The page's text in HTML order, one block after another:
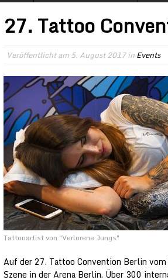
27. Tattoo
Veröffentlicht am5. August 2017inEvents
Tattooartist von "Verlorene Jungs"
Auf der 27. Tattoo Convention Berlin
Szene in der Arena Berlin. Über 300